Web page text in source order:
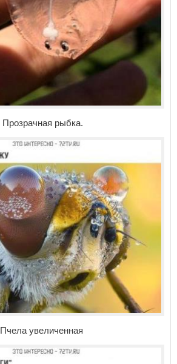
Прозрачная рыбка.
Пчела увеличенная